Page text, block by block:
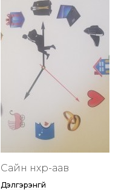
Сайн нөхөр-аав
Дэлгэрэнгүй